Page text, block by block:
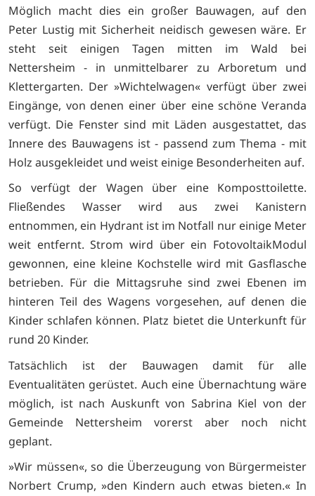
Möglich macht dies ein großer Bauwagen, auf den
Peter Lustig mit Sicherheit neidisch gewesen wäre. Er
steht seit einigen Tagen mitten im Wald bei
Nettersheim - in unmittelbarer zu Arboretum und
Klettergarten. Der »Wichtelwagen« verfügt über zwei
Eingänge, von denen einer über eine schöne Veranda
verfügt. Die Fenster sind mit Läden ausgestattet, das
Innere des Bauwagens ist - passend zum Thema - mit
Holz ausgekleidet und weist einige Besonderheiten auf.
So verfügt der Wagen über eine Komposttoilette.
Fließendes Wasser wird aus zwei Kanistern
entnommen, ein Hydrant ist im Notfall nur einige Meter
weit entfernt. Strom wird über ein FotovoltaikModul
gewonnen, eine kleine Kochstelle wird mit Gasflasche
betrieben. Für die Mittagsruhe sind zwei Ebenen im
hinteren Teil des Wagens vorgesehen, auf denen die
Kinder schlafen können. Platz bietet die Unterkunft für
rund 20 Kinder.
Tatsächlich ist der Bauwagen damit für alle
Eventualitäten gerüstet. Auch eine Übernachtung wäre
möglich, ist nach Auskunft von Sabrina Kiel von der
Gemeinde Nettersheim vorerst aber noch nicht
geplant.
»Wir müssen«, so die Überzeugung von Bürgermeister
Norbert Crump, »den Kindern auch etwas bieten.« In